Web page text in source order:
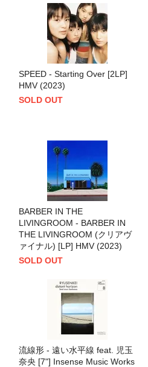
SPEED - Starting Over [2LP]
HMV (2023)
SOLD OUT
BARBER IN THE
LIVINGROOM - BARBER IN
THE LIVINGROOM (クリアヴ
ァイナル) [LP] HMV (2023)
SOLD OUT
流線形 - 遠い水平線 feat. 児玉
奈央 [7"] Insense Music Works